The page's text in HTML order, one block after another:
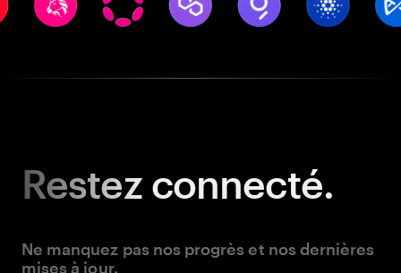
Restezconnecté.
Ne manquez pas nos progrès et nos dernières
mises à jour.